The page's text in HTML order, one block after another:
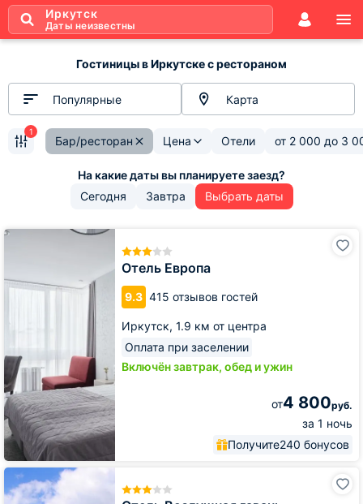
Иркутск
Даты неизвестны
Гостиницы в Иркутске с рестораном
Популярные Карта
Бар/ресторан Цена Отели от 2 000 до 3
1
Сегодня Завтра Выбрать даты
Отель Европа
9.3 415 отзывов гостей
Иркутск, 1.9 км от центра
Оплата при заселении
Включён завтрак, обед и ужин
от4 800руб.
за 1 ночь
Получите240 бонусов
Отель
Отель
Воздушная